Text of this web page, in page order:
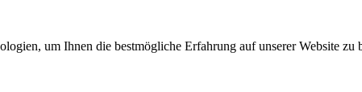
um Ihnen die bestmögliche Erfahrung auf unserer Website zu